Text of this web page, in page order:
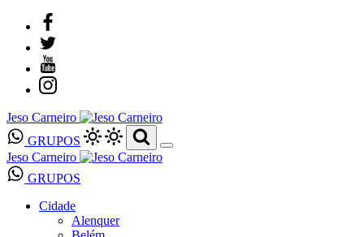
Jeso Carneiro
GRUPOS
Jeso Carneiro
GRUPOS
Cidade
Alenquer